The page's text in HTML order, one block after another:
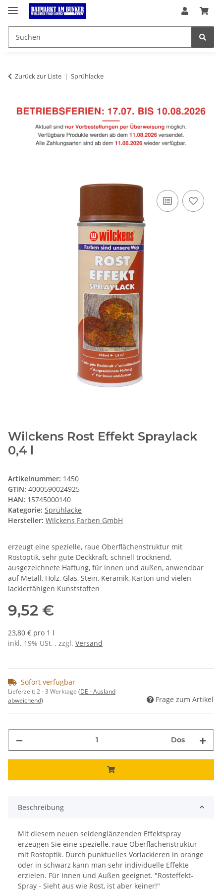
Zurück zur Liste Sprühlacke
Wilckens Rost Effekt Spraylack
0,4 l
Artikelnummer: 1450
GTIN: 4000590024925
HAN: 15745000140
Kategorie: Sprühlacke
Hersteller: Wilckens Farben GmbH
erzeugt eine spezielle, raue Oberflächenstruktur mit
Rostoptik, sehr gute Deckkraft, schnell trocknend,
ausgezeichnete Haftung, für innen und außen, anwendbar
auf Metall, Holz, Glas, Stein, Keramik, Karton und vielen
lackierfähigen Kunststoffen
9,52 €
23,80 € pro 1 l
inkl. 19% USt. , zzgl. Versand
Sofort verfügbar
Lieferzeit:2 - 3 Werktage (DE - Ausland
abweichend)
Frage zum Artikel
Dos
Beschreibung
Mit diesem neuen seidenglänzenden Effektspray
erzeugen Sie eine spezielle, raue Oberflächenstruktur
mit Rostoptik. Durch punktuelles Vorlackieren in orange
oder in schwarz kann man sehr individuelle Effekte
erzielen. Für Innen und Außen geeignet. "Rosteffekt-
Spray - Sieht aus wie Rost, ist aber keiner!"